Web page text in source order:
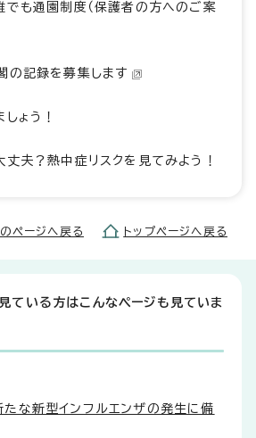
でも通園制度（保護者の方へのご案
の記録を募集します
ょう！
丈夫？熱中症リスクを見てみよう！
ページへ戻る トップページへ戻る
ている方はこんなページも見ていま
な新型インフルエンザの発生に備